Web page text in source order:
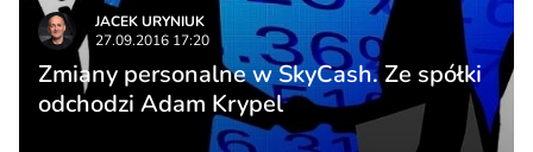
JACEK URYNIUK
27.09.2016 17:20
Zmiany personalne w SkyCash. Ze spółki
odchodzi Adam Krypel